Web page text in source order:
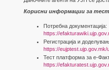
Корисни информации за
Потребна документација:
https://
Регистрација и
https://eujptest.ujp.gov.mk/
Тест платформа за е-
https://